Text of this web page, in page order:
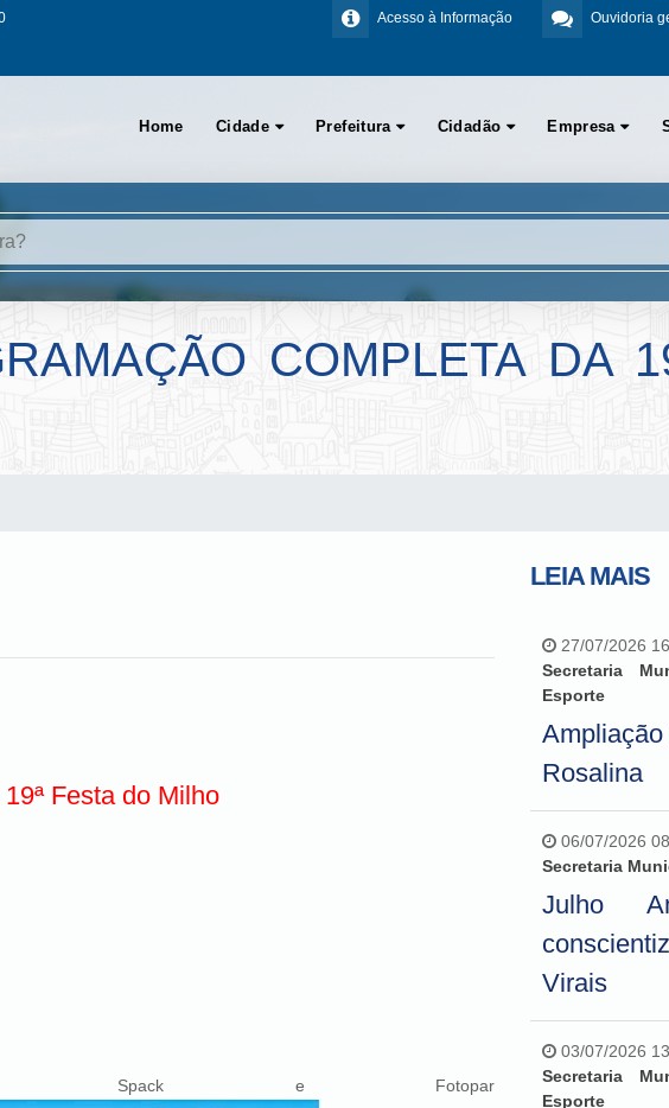
Ouvidoria
Acesso à Informação
Home Cidade Prefeitura Cidadão Empresa
COMPLETA DA
Festa do Milho
Spack e Fotopar
LEIA MAIS
27/07/2026
Secretaria
Esporte
Rosalina
06/07/2026
Secretaria
Julho
Virais
03/07/2026
Secretaria
Esporte